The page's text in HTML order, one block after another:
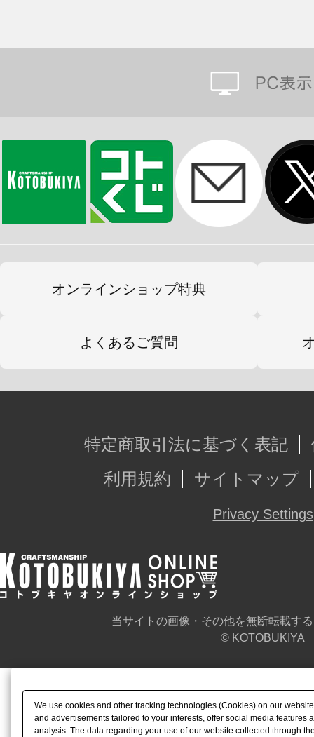
オンラインショップ特典
よくあるご質問
特定商取引法に基づく表記
利用規約
サイトマップ
Privacy Settings
当サイトの画像・その他を無断転載す
© KOTOBUKIYA
We use cookies and other tracking technologies (Cookies) on our
and advertisements tailored to your interests, offer social media features
analysis. The data regarding your use of our website collected through